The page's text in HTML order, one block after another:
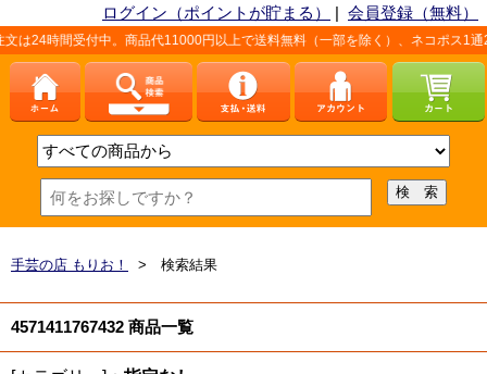
ログイン（ポイントが貯まる） | 会員登録（無料）
24時間受付中。商品代11000円以上で送料無料（一部を除く）、ネコポス1通
手芸の店 もりお！ > 検索結果
4571411767432 商品一覧